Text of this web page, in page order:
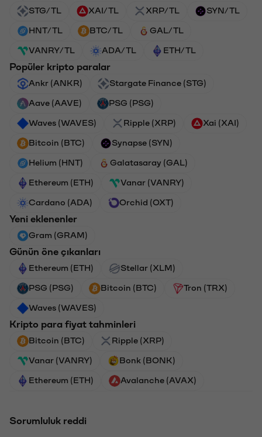
STG/TL XAI/TL XRP/TL SYN/TL
HNT/TL BTC/TL GAL/TL
VANRY/TL ADA/TL ETH/TL
Popüler kripto paralar
Ankr (ANKR) Stargate Finance (STG)
Aave (AAVE) PSG (PSG)
Waves (WAVES) Ripple (XRP) Xai (XAI)
Bitcoin (BTC) Synapse (SYN)
Helium (HNT) Galatasaray (GAL)
Ethereum (ETH) Vanar (VANRY)
Cardano (ADA) Orchid (OXT)
Yeni eklenenler
Gram (GRAM)
Günün öne çıkanları
Ethereum (ETH) Stellar (XLM)
PSG (PSG) Bitcoin (BTC) Tron (TRX)
Waves (WAVES)
Kripto para fiyat tahminleri
Bitcoin (BTC) Ripple (XRP)
Vanar (VANRY) Bonk (BONK)
Ethereum (ETH) Avalanche (AVAX)
Sorumluluk reddi